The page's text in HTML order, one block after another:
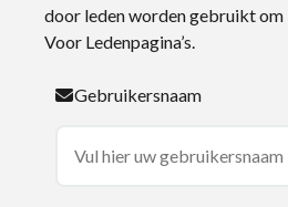
door leden worden gebruikt om
Voor Ledenpagina’s.
Gebruikersnaam